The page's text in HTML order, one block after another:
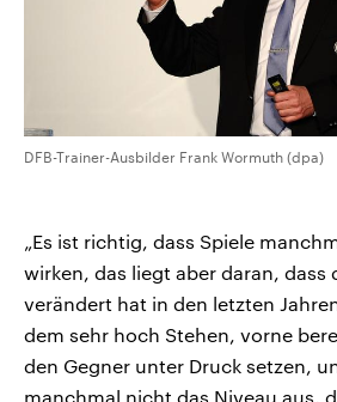
DFB-Trainer-Ausbilder Frank Wormuth (dpa)
„Es ist richtig, dass Spiele
wirken, das liegt aber daran, dass
verändert hat in den letzten
dem sehr hoch Stehen, vorne
den Gegner unter Druck setzen,
manchmal nicht das Niveau aus,